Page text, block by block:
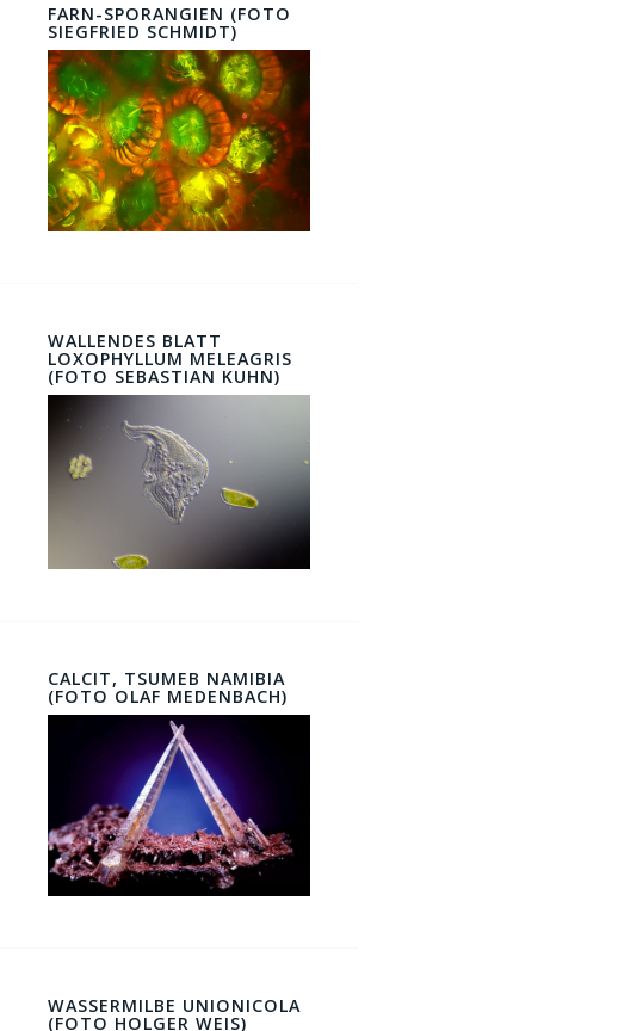
FARN-SPORANGIEN (FOTO
SIEGFRIED SCHMIDT)
WALLENDES BLATT
LOXOPHYLLUM MELEAGRIS
(FOTO SEBASTIAN KUHN)
CALCIT, TSUMEB NAMIBIA
(FOTO OLAF MEDENBACH)
WASSERMILBE UNIONICOLA
(FOTO HOLGER WEIS)